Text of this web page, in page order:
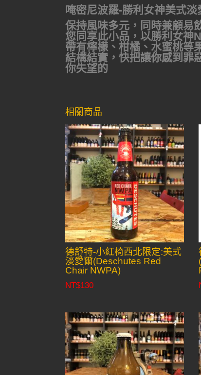
唵密尼波羅-勝利女神美式
保持風味多元，同時兼顧易
您同享此小品，以勝利女神
帶有檸檬、柑橘、水蜜桃等
結構結實，快把讓你感到罪
你失望的
相關商品
德舒特-小紅椅西北限定:美式
淡愛爾(Deschutes Red
Chair NWPA)
NT$130